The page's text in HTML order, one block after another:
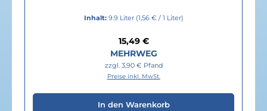
Inhalt: 9.9 Liter (1,56 € / 1 Liter)
Regulärer Preis:
15,49 €
MEHRWEG
zzgl. 3,90 € Pfand
Preise inkl. MwSt.
In den Warenkorb